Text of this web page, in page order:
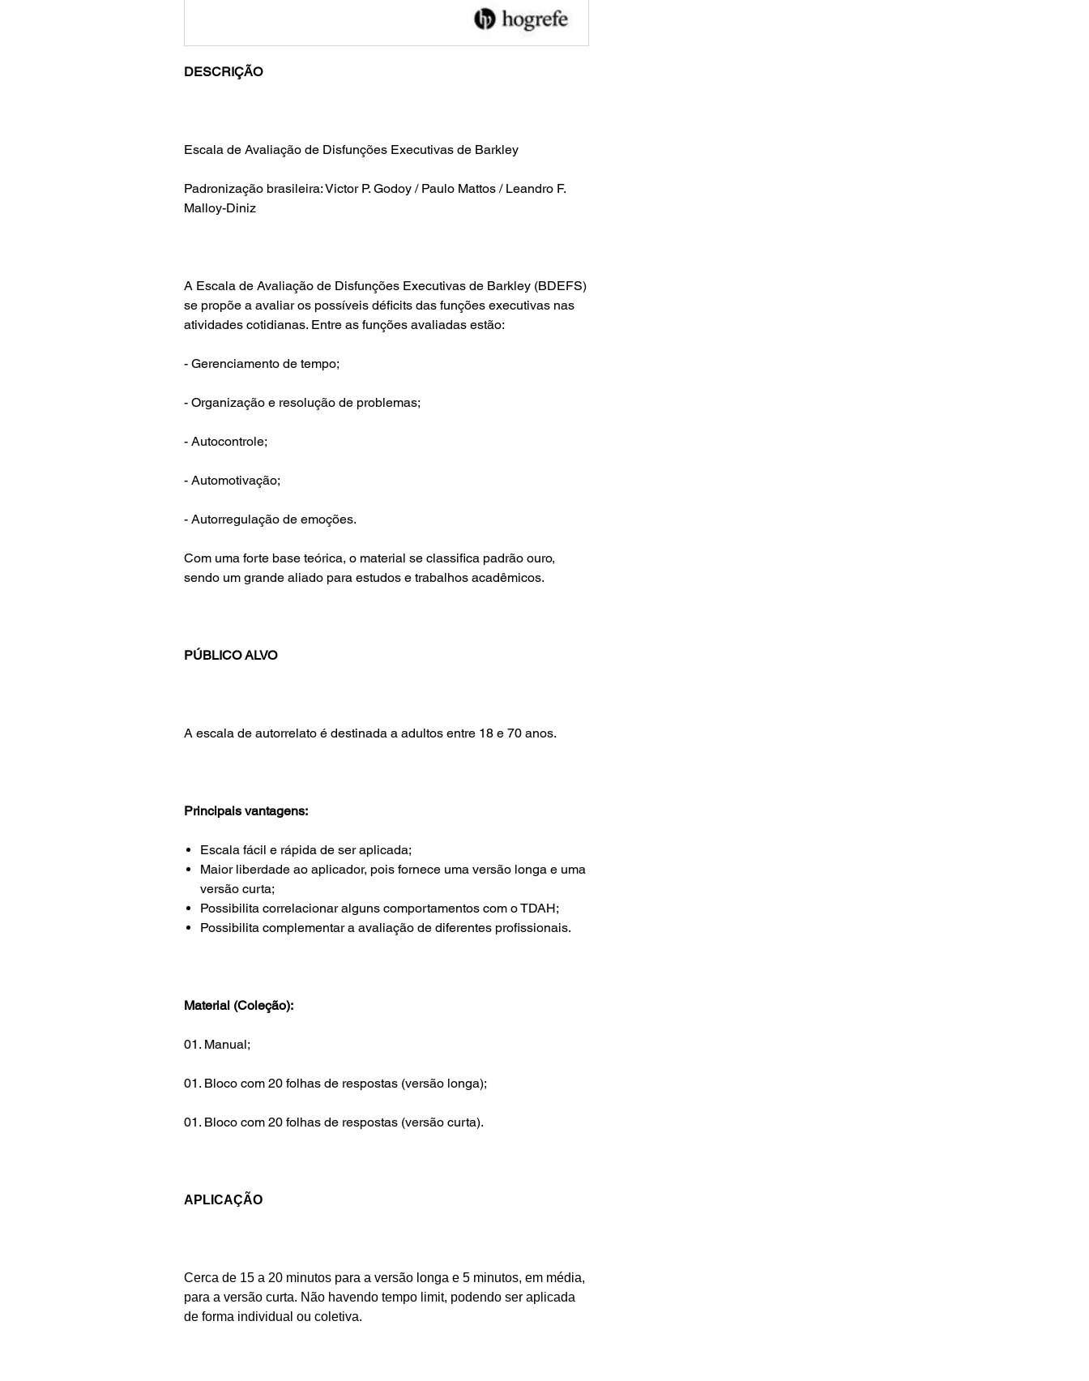
DESCRIÇÃO
Escala de Avaliação de Disfunções Executivas de Barkley
Padronização brasileira: Victor P. Godoy / Paulo Mattos / Leandro F.
Malloy-Diniz
A Escala de Avaliação de Disfunções Executivas de Barkley (BDEFS)
se propõe a avaliar os possíveis déficits das funções executivas nas
atividades cotidianas. Entre as funções avaliadas estão:
- Gerenciamento de tempo;
- Organização e resolução de problemas;
- Autocontrole;
- Automotivação;
- Autorregulação de emoções.
Com uma forte base teórica, o material se classifica padrão ouro,
sendo um grande aliado para estudos e trabalhos acadêmicos.
PÚBLICO ALVO
A escala de autorrelato é destinada a adultos entre 18 e 70 anos.
Principais vantagens:
Escala fácil e rápida de ser aplicada;
Maior liberdade ao aplicador, pois fornece uma versão longa e uma
versão curta;
Possibilita correlacionar alguns comportamentos com o TDAH;
Possibilita complementar a avaliação de diferentes profissionais.
Material (Coleção):
01. Manual;
01. Bloco com 20 folhas de respostas (versão longa);
01. Bloco com 20 folhas de respostas (versão curta).
APLICAÇÃO
Cerca de 15 a 20 minutos para a versão longa e 5 minutos, em média,
para a versão curta. Não havendo tempo limit, podendo ser aplicada
de forma individual ou coletiva.